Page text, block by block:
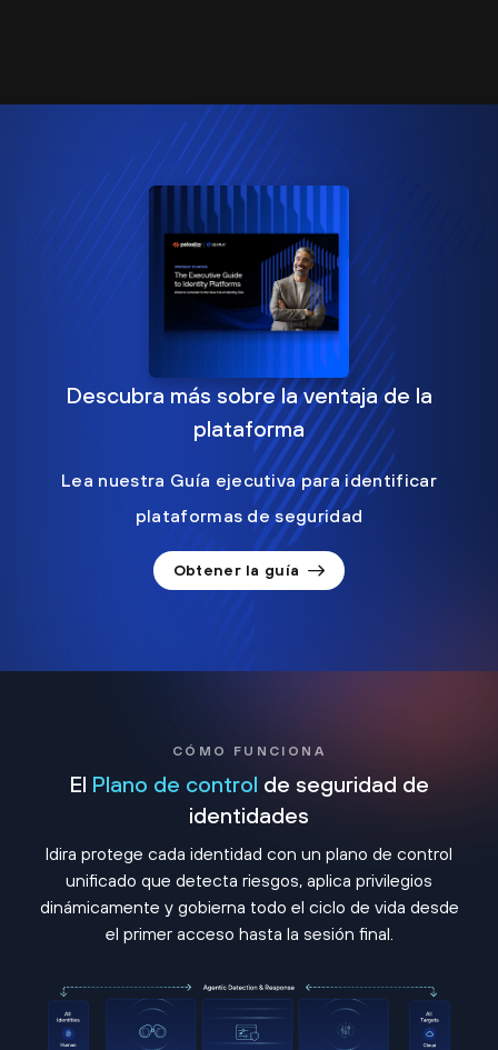
Descubra más sobre la ventaja de la
plataforma
Lea nuestra Guía ejecutiva para identificar
plataformas de seguridad
Obtener la guía
CÓMO FUNCIONA
El Plano de control de seguridad de
identidades
Idira protege cada identidad con un plano de control
unificado que detecta riesgos, aplica privilegios
dinámicamente y gobierna todo el ciclo de vida desde
el primer acceso hasta la sesión final.